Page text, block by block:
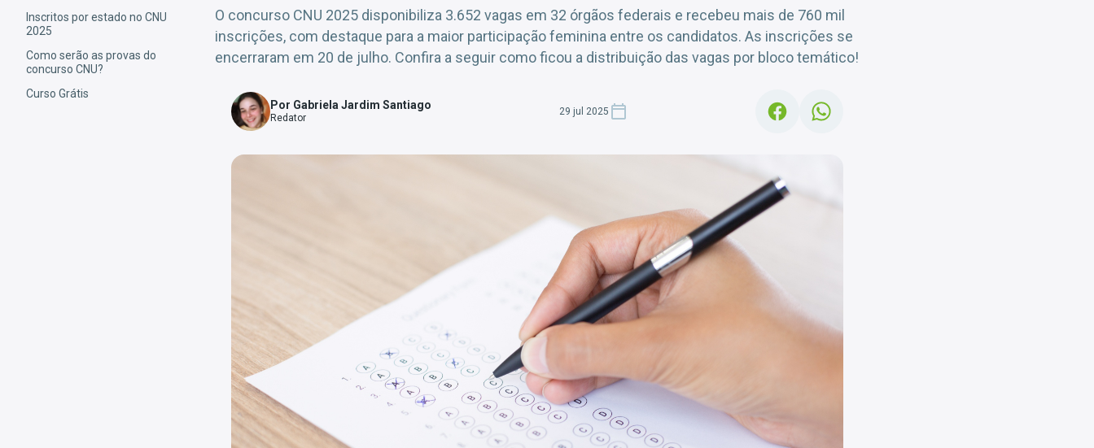
Inscritos por estado no CNU
2025
Como serão as provas do
concurso CNU?
Curso Grátis
O concurso CNU 2025 disponibiliza 3.652 vagas em 32 órgãos federais e recebeu mais de 760 mil
inscrições, com destaque para a maior participação feminina entre os candidatos. As inscrições se
encerraram em 20 de julho. Confira a seguir como ficou a distribuição das vagas por bloco temático!
Por Gabriela Jardim Santiago
Redator
29 jul 2025